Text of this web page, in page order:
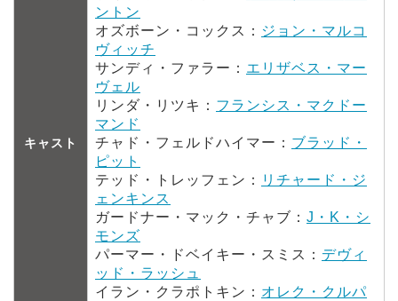
キャスト
ントン
オズボーン・コックス： ジョン・マルコ
ヴィッチ
サンディ・ファラー： エリザベス・マー
ヴェル
リンダ・リツキ： フランシス・マクドー
マンド
チャド・フェルドハイマー： ブラッド・
ピット
テッド・トレッフェン：
リチャード・ジ
ェンキンス
ガードナー・マック・チャブ： J・K・シ
モンズ
パーマー・ドベイキー・スミス： デヴィ
ッド・ラッシュ
イラン・クラポトキン： オレク・クルパ